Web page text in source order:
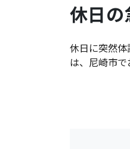
休日の
休日に突然
は、 尼崎市で